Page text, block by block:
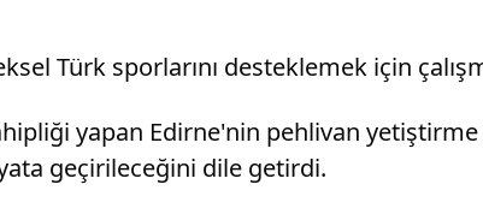
Türk sporlarını desteklemek için
yapan Edirne'nin pehlivan
geçirileceğini dile getirdi.